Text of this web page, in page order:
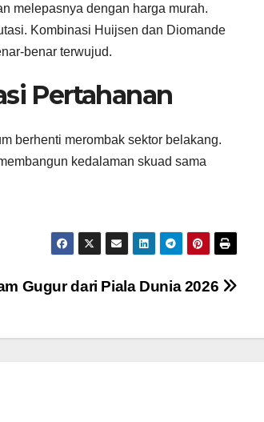
melepasnya dengan harga murah.
Kombinasi Huijsen dan Diomande
benar terwujud.
Pertahanan
berhenti merombak sektor belakang.
kedalaman skuad sama
Gugur dari Piala Dunia 2026